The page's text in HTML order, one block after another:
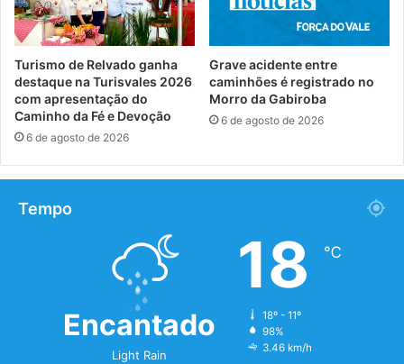
Turismo de Relvado ganha
destaque na Turisvales 2026
com apresentação do
Caminho da Fé e Devoção
6 de agosto de 2026
Grave acidente entre
caminhões é registrado no
Morro da Gabiroba
6 de agosto de 2026
Tempo
Encantado
Light Rain
18 ℃
18º - 11º
98%
3.46 km/h